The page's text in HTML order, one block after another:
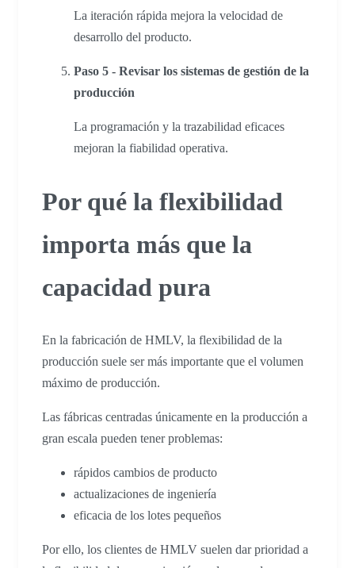
La iteración rápida mejora la velocidad de
desarrollo del producto.
Paso 5 - Revisar los sistemas de gestión de la
producción
La programación y la trazabilidad eficaces
mejoran la fiabilidad operativa.
Por qué la flexibilidad
importa más que la
capacidad pura
En la fabricación de HMLV, la flexibilidad de la
producción suele ser más importante que el volumen
máximo de producción.
Las fábricas centradas únicamente en la producción a
gran escala pueden tener problemas:
rápidos cambios de producto
actualizaciones de ingeniería
eficacia de los lotes pequeños
Por ello, los clientes de HMLV suelen dar prioridad a